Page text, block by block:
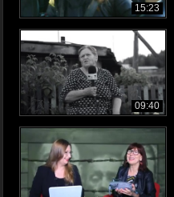
15:23
09:40